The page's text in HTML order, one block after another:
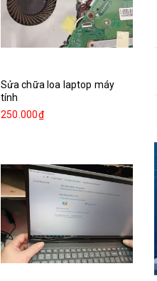
Sửa chữa loa laptop máy
tính
250.000₫